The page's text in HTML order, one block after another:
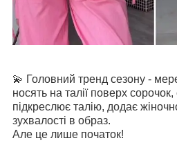
💫 Головний тренд сезону -
носять на талії поверх
підкреслює талію, додає
зухвалості в образ.
Але це лише початок!